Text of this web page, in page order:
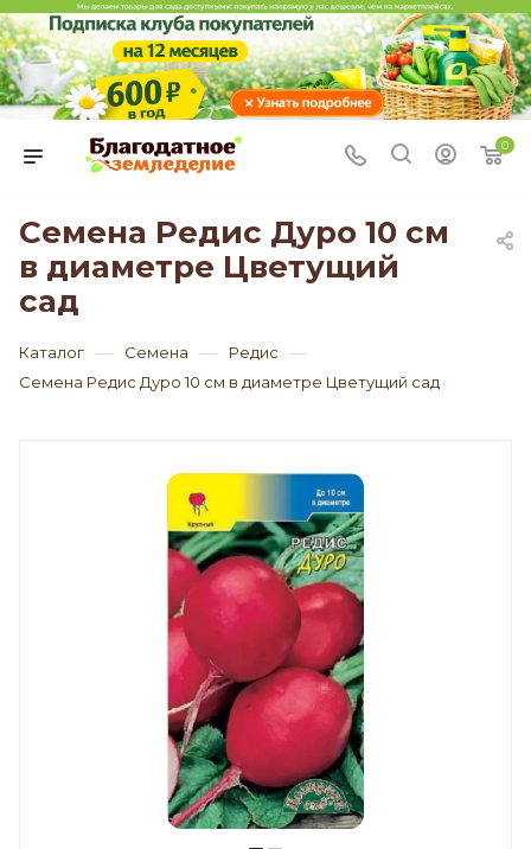
0
Семена Редис Дуро 10 см
в диаметре Цветущий
сад
Каталог — Семена — Редис —
Семена Редис Дуро 10 см в диаметре Цветущий сад